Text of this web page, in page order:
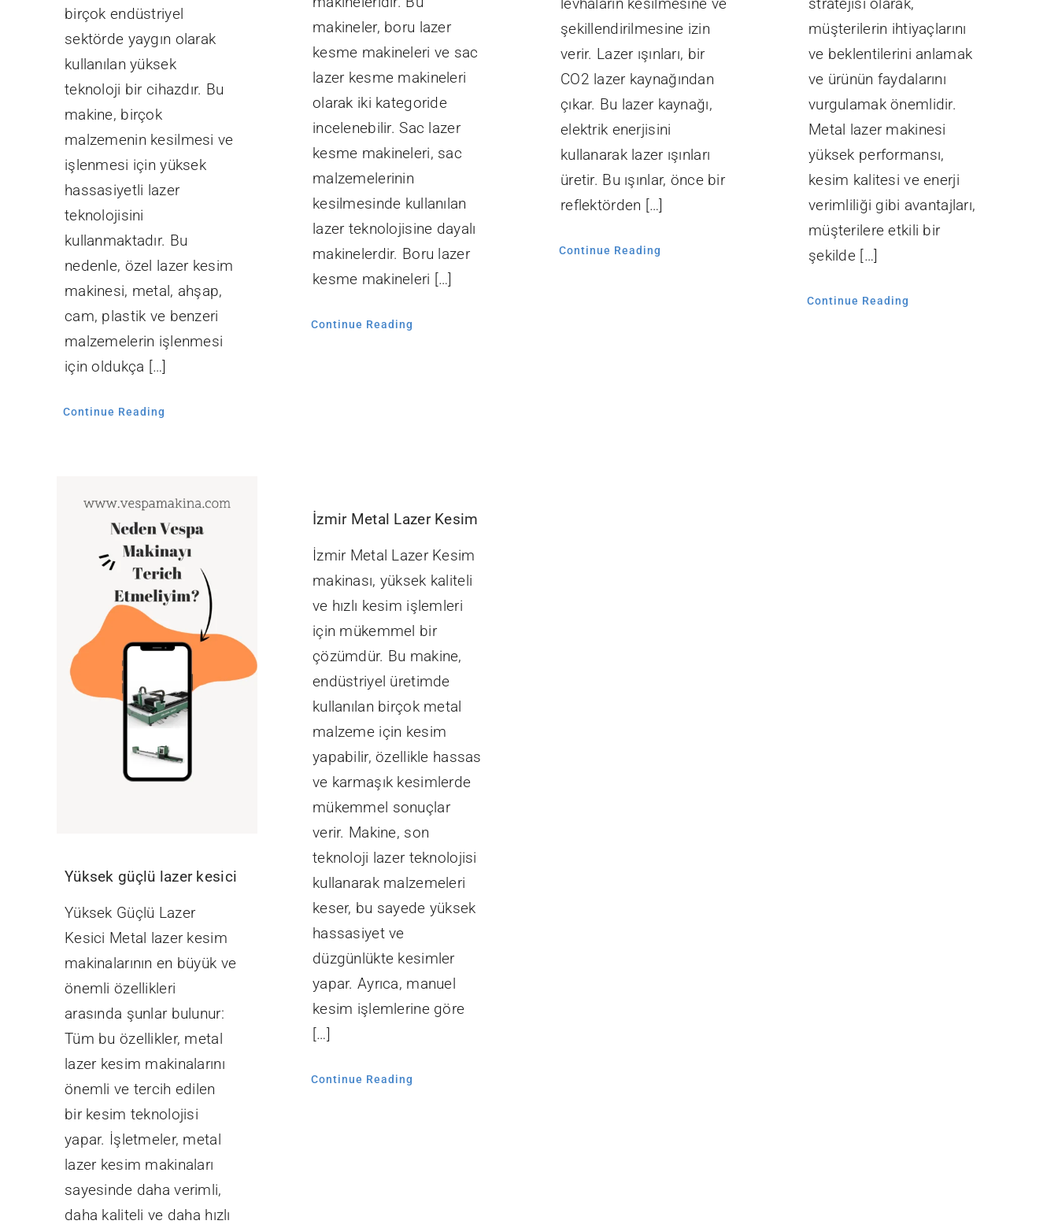
birçok endüstriyel
sektörde yaygın olarak
kullanılan yüksek
teknoloji bir cihazdır. Bu
makine, birçok
malzemenin kesilmesi ve
işlenmesi için yüksek
hassasiyetli lazer
teknolojisini
kullanmaktadır. Bu
nedenle, özel lazer kesim
makinesi, metal, ahşap,
cam, plastik ve benzeri
malzemelerin işlenmesi
için oldukça […]
Continue Reading
makineler, boru lazer
kesme makineleri ve sac
lazer kesme makineleri
olarak iki kategoride
incelenebilir. Sac lazer
kesme makineleri, sac
malzemelerinin
kesilmesinde kullanılan
lazer teknolojisine dayalı
makinelerdir. Boru lazer
kesme makineleri […]
Continue Reading
şekillendirilmesine izin
verir. Lazer ışınları, bir
CO2 lazer kaynağından
çıkar. Bu lazer kaynağı,
elektrik enerjisini
kullanarak lazer ışınları
üretir. Bu ışınlar, önce bir
reflektörden […]
Continue Reading
müşterilerin ihtiyaçlarını
ve beklentilerini anlamak
ve ürünün faydalarını
vurgulamak önemlidir.
Metal lazer makinesi
yüksek performansı,
kesim kalitesi ve enerji
verimliliği gibi avantajları,
müşterilere etkili bir
şekilde […]
Continue Reading
Yüksek güçlü lazer kesici
Yüksek Güçlü Lazer
Kesici Metal lazer kesim
makinalarının en büyük ve
önemli özellikleri
arasında şunlar bulunur:
Tüm bu özellikler, metal
lazer kesim makinalarını
önemli ve tercih edilen
bir kesim teknolojisi
yapar. İşletmeler, metal
lazer kesim makinaları
sayesinde daha verimli,
daha kaliteli ve daha hızlı
İzmir Metal Lazer Kesim
İzmir Metal Lazer Kesim
makinası, yüksek kaliteli
ve hızlı kesim işlemleri
için mükemmel bir
çözümdür. Bu makine,
endüstriyel üretimde
kullanılan birçok metal
malzeme için kesim
yapabilir, özellikle hassas
ve karmaşık kesimlerde
mükemmel sonuçlar
verir. Makine, son
teknoloji lazer teknolojisi
kullanarak malzemeleri
keser, bu sayede yüksek
hassasiyet ve
düzgünlükte kesimler
yapar. Ayrıca, manuel
kesim işlemlerine göre
[…]
Continue Reading